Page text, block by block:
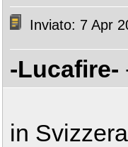
Inviato: 7 Apr
-Lucafire-
in